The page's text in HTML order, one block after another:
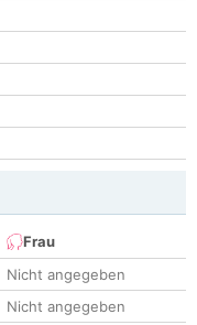
Frau
Nicht angegeben
Nicht angegeben